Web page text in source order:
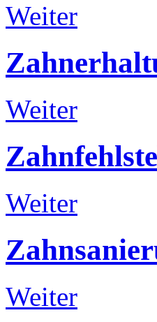
Weiter
Weiter
Weiter
Weiter